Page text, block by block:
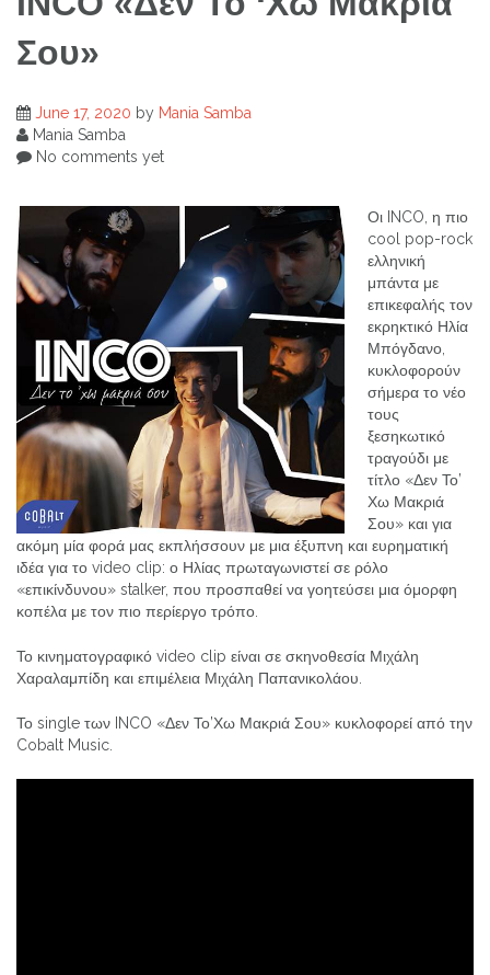
Σου»
June 17, 2020 by Mania Samba
Mania Samba
No comments yet
Οι INCO, η πιο
cool pop-rock
ελληνική
μπάντα με
επικεφαλής τον
εκρηκτικό Ηλία
Μπόγδανο,
κυκλοφορούν
σήμερα το νέο
τους
ξεσηκωτικό
τραγούδι με
τίτλο «Δεν Το’
Χω Μακριά
Σου» και για
ακόμη μία φορά μας εκπλήσσουν με μια έξυπνη και ευρηματική
ιδέα για το video clip: ο Ηλίας πρωταγωνιστεί σε ρόλο
«επικίνδυνου» stalker, που προσπαθεί να γοητεύσει μια όμορφη
κοπέλα με τον πιο περίεργο τρόπο.
Το κινηματογραφικό video clip είναι σε σκηνοθεσία Μιχάλη
Χαραλαμπίδη και επιμέλεια Μιχάλη Παπανικολάου.
Το single των INCO «Δεν Το’Χω Μακριά Σου» κυκλοφορεί από την
Cobalt Music.